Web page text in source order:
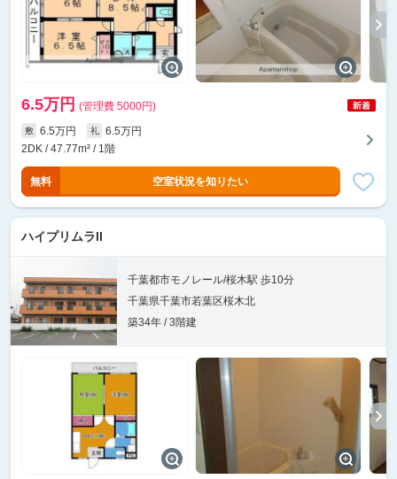
6.5万円 (管理費 5000円)
敷 6.5万円 礼
6.5万円
2DK / 47.77m² / 1階
無料 空室状況を知りたい
ハイプリムラII
千葉都市モノレール/桜木駅 歩10分
千葉県千葉市若葉区桜木北
築34年 / 3階建